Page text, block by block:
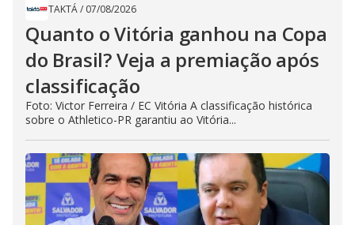
TAKTÁ/ 07/08/2026
Quanto o Vitória ganhou na Copa
do Brasil? Veja a premiação após
classificação
Foto: Victor Ferreira / EC Vitória A classificação histórica
sobre o Athletico-PR garantiu ao Vitória...